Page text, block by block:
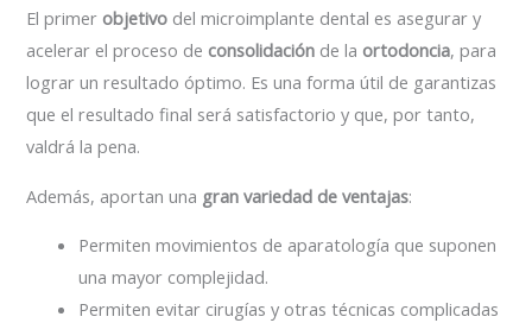
El primer objetivo del microimplante dental es asegurar y
acelerar el proceso de consolidación de la ortodoncia, para
lograr un resultado óptimo. Es una forma útil de garantizas
que el resultado final será satisfactorio y que, por tanto,
valdrá la pena.
Además, aportan una gran variedad de ventajas:
Permiten movimientos de aparatología que suponen
una mayor complejidad.
Permiten evitar cirugías y otras técnicas complicadas